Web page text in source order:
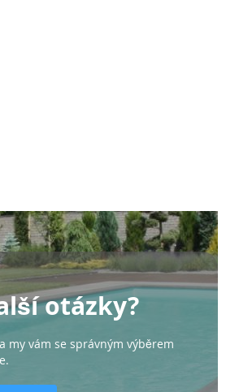
otázky?
my vám se správným výběrem